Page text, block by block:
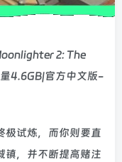
试炼，而你则要直
镇，并不断提高赌注